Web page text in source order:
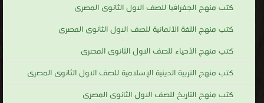
كتب منهج الجغرافيا للصف الاول الثانوى المصرى
كتب منهج اللغة الألمانية للصف الاول الثانوى المصرى
كتب منهج الأحياء للصف الاول الثانوى المصرى
كتب منهج التربية الدينية الإسلامية للصف الاول الثانوى المصرى
كتب منهج التاريخ للصف الاول الثانوى المصرى